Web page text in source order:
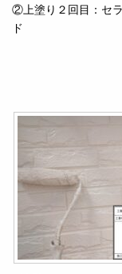
②上塗り２回目：セ
ド